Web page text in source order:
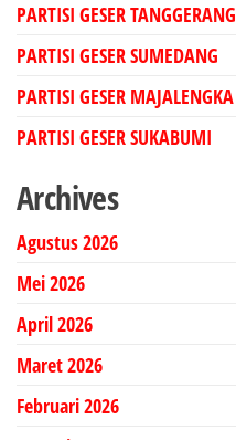
PARTISI GESER TANGGERANG
PARTISI GESER SUMEDANG
PARTISI GESER MAJALENGKA
PARTISI GESER SUKABUMI
Archives
Agustus 2026
Mei 2026
April 2026
Maret 2026
Februari 2026